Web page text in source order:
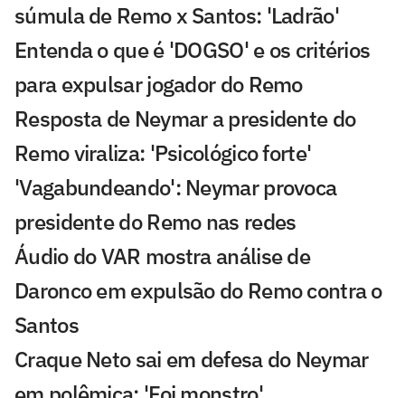
súmula de Remo x Santos: 'Ladrão'
Entenda o que é 'DOGSO' e os critérios
para expulsar jogador do Remo
Resposta de Neymar a presidente do
Remo viraliza: 'Psicológico forte'
'Vagabundeando': Neymar provoca
presidente do Remo nas redes
Áudio do VAR mostra análise de
Daronco em expulsão do Remo contra o
Santos
Craque Neto sai em defesa do Neymar